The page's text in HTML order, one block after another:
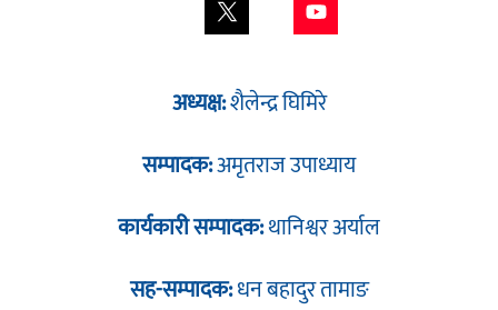
अध्यक्ष:शैलेन्द्र घिमिरे
सम्पादक:अमृतराज उपाध्याय
कार्यकारी सम्पादक:थानिश्वर अर्याल
सह-सम्पादक:धन बहादुर तामाङ